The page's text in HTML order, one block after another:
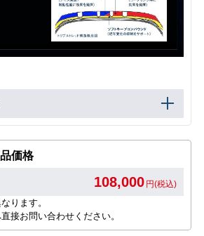
価格
108,000 円(税込)
ります。
接お問い合わせください。